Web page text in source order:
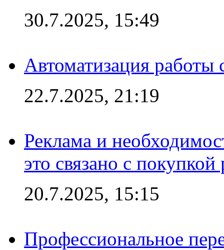
30.7.2025, 15:49
Автоматизация работы
22.7.2025, 21:19
Реклама и
это связано с покупкой
20.7.2025, 15:15
Профессиональное